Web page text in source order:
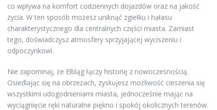
co wpływa na komfort codziennych dojazdów oraz na jakość
życia. W ten sposób możesz uniknąć zgiełku i hałasu
charakterystycznego dla centralnych części miasta. Zamiast
tego, doświadczysz atmosfery sprzyjającej wyciszeniu i
odpoczynkowi.
Nie zapominaj, że Elbląg łączy historię z nowoczesnością.
Osiedlając się na obrzeżach, zyskujesz możliwość cieszenia się
wszystkimi udogodnieniami miasta, jednocześnie mając na
wyciągnięcie ręki naturalne piękno i spokój okolicznych terenów.